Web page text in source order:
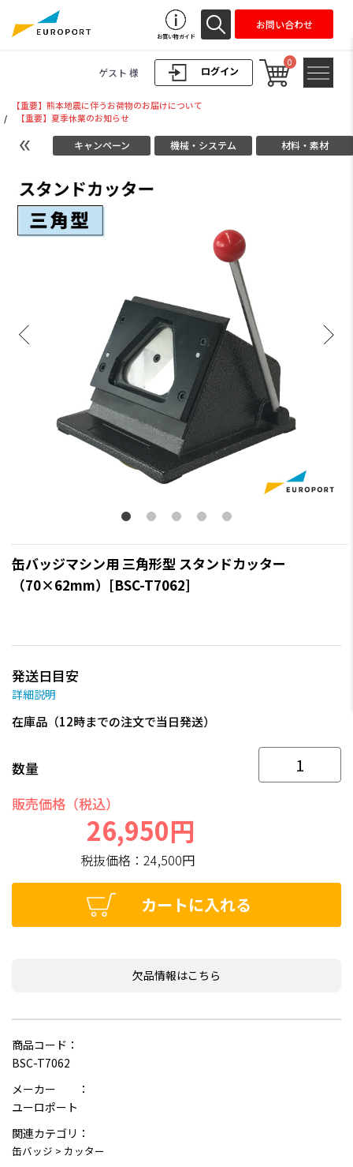
ログイン
ゲスト 様
0
お買い物ガイド
お問い合わせ
【重要】熊本地震に伴うお荷物のお届けについて
/
【重要】夏季休業のお知らせ
キャンペーン 機械・システム 材料・素材
缶バッジマシン用 三角形型 スタンドカッター
（70×62mm）[BSC-T7062]
発送日目安
詳細説明
在庫品（12時までの注文で当日発送）
数量
販売価格（税込）
26,950円
税抜価格：24,500円
カートに入れる
欠品情報はこちら
商品コード：
BSC-T7062
メーカー ：
ユーロポート
関連カテゴリ：
缶バッジ > カッター